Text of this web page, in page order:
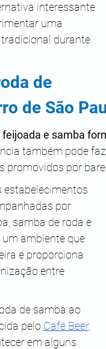
interessante
uma
durante
de
de São
feijoada e samba
também pode
promovidos por
estabelecimentos
por
samba de roda e
ambiente que
e proporciona
entre
de samba ao
pelo Café Beer.
em alguns